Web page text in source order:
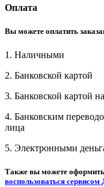
Оплата
Вы можете оплатить
1. Наличными
2. Банковской картой
3. Банковской картой
4. Банковским
лица
5. Электронными
Также вы можете оформить
воспользоваться